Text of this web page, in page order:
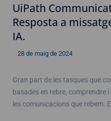
UiPath
Resposta a
IA.
28 de maig de 2024
Gran part de les tasques que
basades en rebre, comprendre
les comunicacions que rebem.